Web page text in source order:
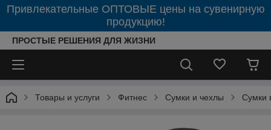
Привлекательные ОПТОВЫЕ цены на сувенирную
продукцию!
ПРОСТЫЕ РЕШЕНИЯ ДЛЯ ЖИЗНИ
Товары и услуги Фитнес Сумки и чехлы Сумки